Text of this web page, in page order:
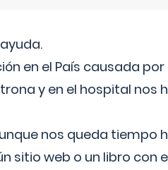
en el País causada
y en el hospital nos
nos queda tiempo
sitio web o un libro con